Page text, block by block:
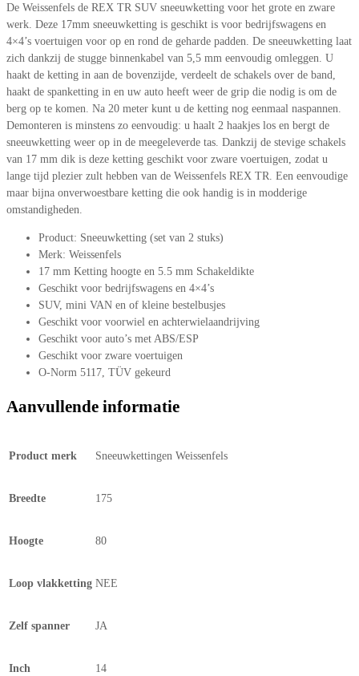
De Weissenfels de REX TR SUV sneeuwketting voor het grote en zware
werk. Deze 17mm sneeuwketting is geschikt is voor bedrijfswagens en
4×4’s voertuigen voor op en rond de geharde padden. De sneeuwketting laat
zich dankzij de stugge binnenkabel van 5,5 mm eenvoudig omleggen. U
haakt de ketting in aan de bovenzijde, verdeelt de schakels over de band,
haakt de spanketting in en uw auto heeft weer de grip die nodig is om de
berg op te komen. Na 20 meter kunt u de ketting nog eenmaal naspannen.
Demonteren is minstens zo eenvoudig: u haalt 2 haakjes los en bergt de
sneeuwketting weer op in de meegeleverde tas. Dankzij de stevige schakels
van 17 mm dik is deze ketting geschikt voor zware voertuigen, zodat u
lange tijd plezier zult hebben van de Weissenfels REX TR. Een eenvoudige
maar bijna onverwoestbare ketting die ook handig is in modderige
omstandigheden.
Product: Sneeuwketting (set van 2 stuks)
Merk: Weissenfels
17 mm Ketting hoogte en 5.5 mm Schakeldikte
Geschikt voor bedrijfswagens en 4×4’s
SUV, mini VAN en of kleine bestelbusjes
Geschikt voor voorwiel en achterwielaandrijving
Geschikt voor auto’s met ABS/ESP
Geschikt voor zware voertuigen
O-Norm 5117, TÜV gekeurd
Aanvullende informatie
Product merk Sneeuwkettingen Weissenfels
Breedte 175
Hoogte 80
Loop vlakketting NEE
Zelf spanner JA
Inch 14